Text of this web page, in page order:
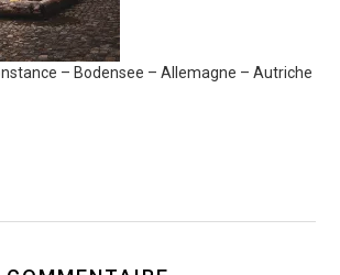
– Bodensee – Allemagne – Autriche